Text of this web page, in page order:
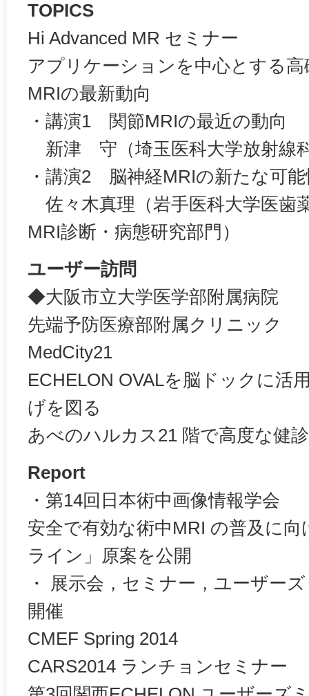
TOPICS
Hi Advanced MR セミナー
アプリケーションを中心とする高
MRIの最新動向
・講演1 関節MRIの最近の動向
新津 守（埼玉医科大学放射線
・講演2 脳神経MRIの新たな可能
佐々木真理（岩手医科大学医歯
MRI診断・病態研究部門）
ユーザー訪問
◆大阪市立大学医学部附属病院
先端予防医療部附属クリニック
MedCity21
ECHELON OVALを脳ドックに活
げを図る
あべのハルカス21 階で高度な健
Report
・第14回日本術中画像情報学会
安全で有効な術中MRI の普及に
ライン」原案を公開
・ 展示会，セミナー，ユーザー
開催
CMEF Spring 2014
CARS2014 ランチョンセミナー